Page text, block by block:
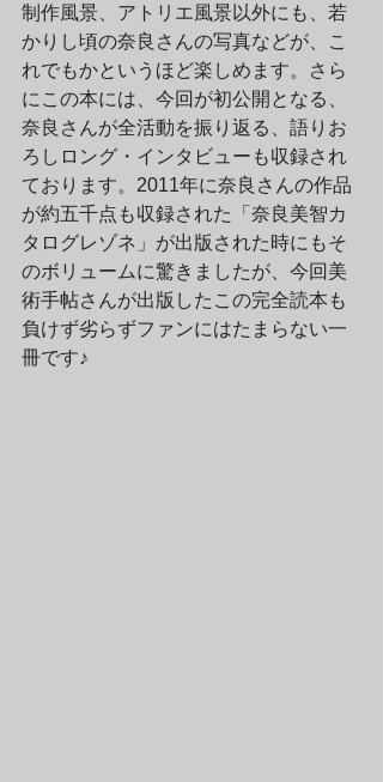
制作風景、アトリエ風景以外にも、若
かりし頃の奈良さんの写真などが、こ
れでもかというほど楽しめます。さら
にこの本には、今回が初公開となる、
奈良さんが全活動を振り返る、語りお
ろしロング・インタビューも収録され
ております。2011年に奈良さんの作品
が約五千点も収録された「奈良美智カ
タログレゾネ」が出版された時にもそ
のボリュームに驚きましたが、今回美
術手帖さんが出版したこの完全読本も
負けず劣らずファンにはたまらない一
冊です♪